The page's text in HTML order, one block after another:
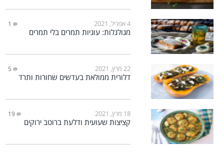
4 אפריל, 2021 1
מגולגלות: עוגיות תמרים בלי תמרים
22 מרץ, 2021 5
דלורית ממולאת בעדשים שחורות ותרד
18 מרץ, 2021 19
קציצות שעועית ודלעת ברוטב ירוקים